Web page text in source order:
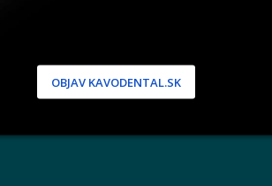
Reklamácie
OBJAV KAVODENTAL.SK